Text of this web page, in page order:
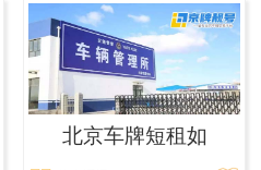
北京车牌短租如